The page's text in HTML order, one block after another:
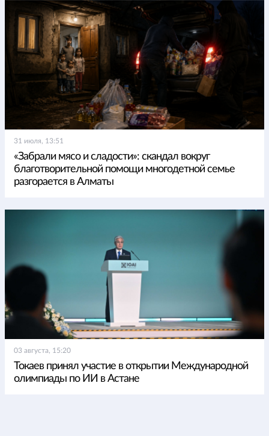
31 июля, 13:51
«Забрали мясо и сладости»: скандал вокруг
благотворительной помощи многодетной семье
разгорается в Алматы
03 августа, 15:20
Токаев принял участие в открытии Международной
олимпиады по ИИ в Астане